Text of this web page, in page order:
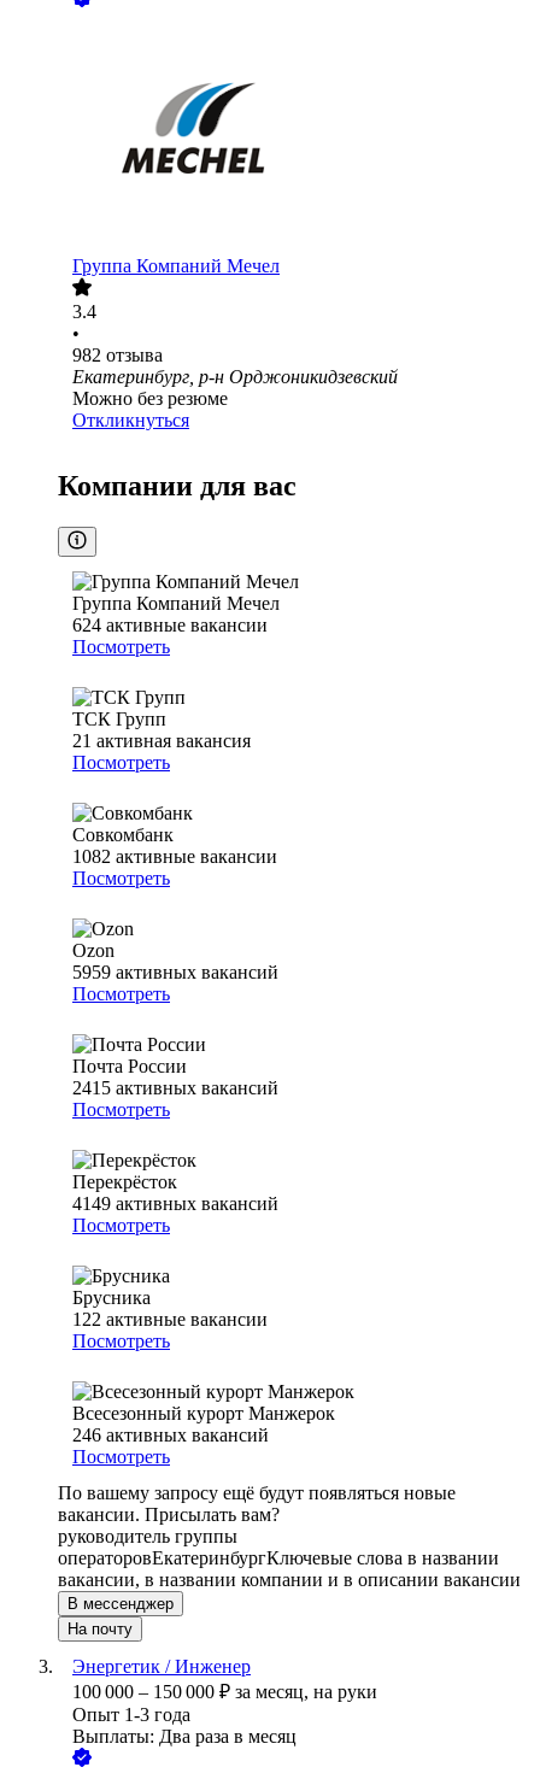
Группа Компаний Мечел
3.4
•
982 отзыва
Екатеринбург, р-н Орджоникидзевский
Можно без резюме
Откликнуться
Компании для вас
Группа Компаний Мечел
624 активные вакансии
Посмотреть
ТСК Групп
21 активная вакансия
Посмотреть
Совкомбанк
1082 активные вакансии
Посмотреть
Ozon
5959 активных вакансий
Посмотреть
Почта России
2415 активных вакансий
Посмотреть
Перекрёсток
4149 активных вакансий
Посмотреть
Брусника
122 активные вакансии
Посмотреть
Всесезонный курорт Манжерок
246 активных вакансий
Посмотреть
По вашему запросу ещё будут появляться новые
вакансии. Присылать вам?
руководитель группы
операторовЕкатеринбургКлючевые слова в названии
вакансии, в названии компании и в описании вакансии
В мессенджер
На почту
Энергетик / Инженер
100 000 – 150 000 ₽ за месяц, на руки
Опыт 1-3 года
Выплаты: Два раза в месяц